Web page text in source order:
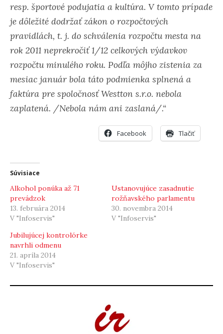
resp. športové podujatia a kultúra. V tomto prípade
je dôležité dodržať zákon o rozpočtových
pravidlách, t. j. do schválenia rozpočtu mesta na
rok 2011 neprekročiť 1/12 celkových výdavkov
rozpočtu minulého roku. Podľa môjho zistenia za
mesiac január bola táto podmienka splnená a
faktúra pre spoločnosť Westton s.r.o. nebola
zaplatená. /Nebola nám ani zaslaná/.“
Facebook Tlačiť
Súvisiace
Alkohol ponúka až 71
prevádzok
13. februára 2014
V "Infoservis"
Ustanovujúce zasadnutie
rožňavského parlamentu
30. novembra 2014
V "Infoservis"
Jubilujúcej kontrolórke
navrhli odmenu
21. apríla 2014
V "Infoservis"